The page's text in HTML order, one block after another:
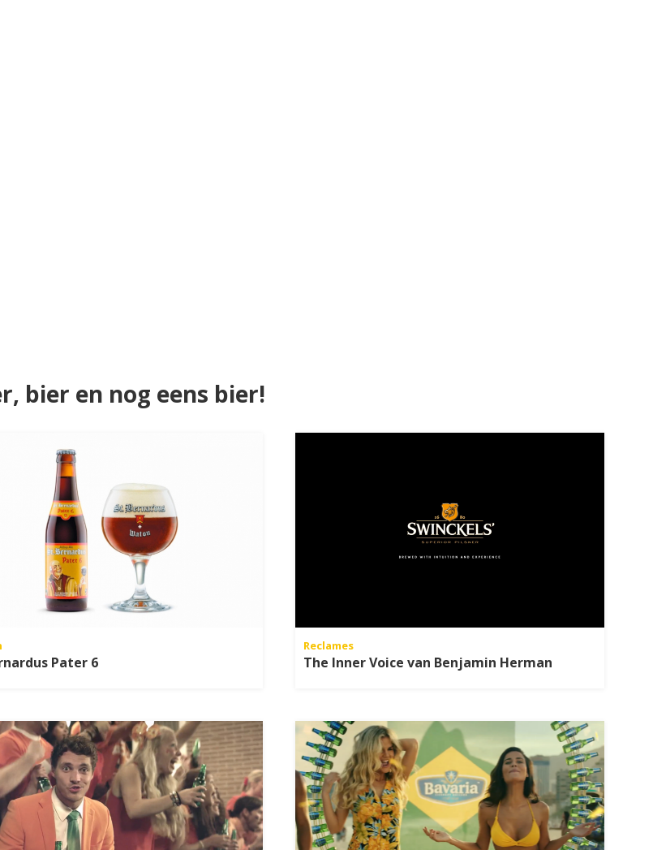
bier en nog eens bier!
Pater 6
Reclames
The Inner Voice van Benjamin Herman